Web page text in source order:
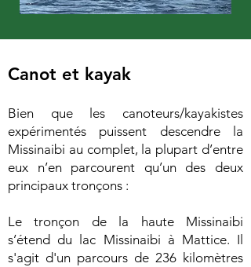
Canot et kayak
Bien que les canoteurs/kayakistes
expérimentés puissent descendre la
Missinaibi au complet, la plupart d’entre
eux n’en parcourent qu’un des deux
principaux tronçons :
Le tronçon de la haute Missinaibi
s’étend du lac Missinaibi à Mattice. Il
s'agit d'un parcours de 236 kilomètres